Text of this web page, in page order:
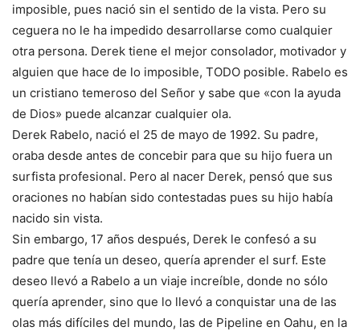
imposible, pues nació sin el sentido de la vista. Pero su
ceguera no le ha impedido desarrollarse como cualquier
otra persona. Derek tiene el mejor consolador, motivador y
alguien que hace de lo imposible, TODO posible. Rabelo es
un cristiano temeroso del Señor y sabe que «con la ayuda
de Dios» puede alcanzar cualquier ola.
Derek Rabelo, nació el 25 de mayo de 1992. Su padre,
oraba desde antes de concebir para que su hijo fuera un
surfista profesional. Pero al nacer Derek, pensó que sus
oraciones no habían sido contestadas pues su hijo había
nacido sin vista.
Sin embargo, 17 años después, Derek le confesó a su
padre que tenía un deseo, quería aprender el surf. Este
deseo llevó a Rabelo a un viaje increíble, donde no sólo
quería aprender, sino que lo llevó a conquistar una de las
olas más difíciles del mundo, las de Pipeline en Oahu, en la